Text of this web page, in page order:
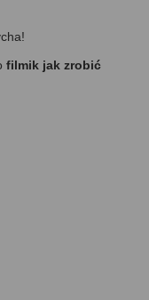
filmik jak zrobić